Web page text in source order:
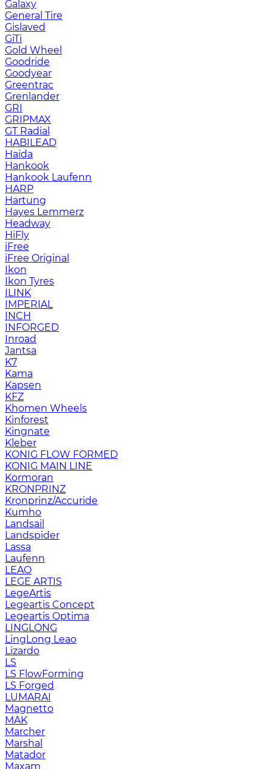
Galaxy
General Tire
Gislaved
GiTi
Gold Wheel
Goodride
Goodyear
Greentrac
Grenlander
GRI
GRIPMAX
GT Radial
HABILEAD
Haida
Hankook
Hankook Laufenn
HARP
Hartung
Hayes Lemmerz
Headway
HiFly
iFree
iFree Original
Ikon
Ikon Tyres
ILINK
IMPERIAL
INCH
INFORGED
Inroad
Jantsa
K7
Kama
Kapsen
KFZ
Khomen Wheels
Kinforest
Kingnate
Kleber
KONIG FLOW FORMED
KONIG MAIN LINE
Kormoran
KRONPRINZ
Kronprinz/Accuride
Kumho
Landsail
Landspider
Lassa
Laufenn
LEAO
LEGE ARTIS
LegeArtis
Legeartis Concept
Legeartis Optima
LINGLONG
LingLong Leao
Lizardo
LS
LS FlowForming
LS Forged
LUMARAI
Magnetto
MAK
Marcher
Marshal
Matador
Maxam